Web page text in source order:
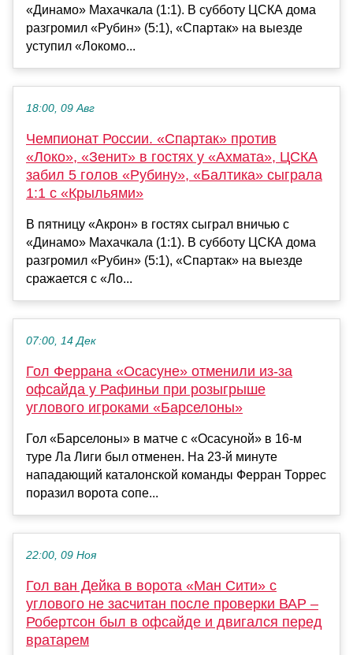
«Динамо» Махачкала (1:1). В субботу ЦСКА дома
разгромил «Рубин» (5:1), «Спартак» на выезде
уступил «Локомо...
18:00, 09 Авг
Чемпионат России. «Спартак» против
«Локо», «Зенит» в гостях у «Ахмата», ЦСКА
забил 5 голов «Рубину», «Балтика» сыграла
1:1 с «Крыльями»
В пятницу «Акрон» в гостях сыграл вничью с
«Динамо» Махачкала (1:1). В субботу ЦСКА дома
разгромил «Рубин» (5:1), «Спартак» на выезде
сражается с «Ло...
07:00, 14 Дек
Гол Феррана «Осасуне» отменили из-за
офсайда у Рафиньи при розыгрыше
углового игроками «Барселоны»
Гол «Барселоны» в матче с «Осасуной» в 16-м
туре Ла Лиги был отменен. На 23-й минуте
нападающий каталонской команды Ферран Торрес
поразил ворота сопе...
22:00, 09 Ноя
Гол ван Дейка в ворота «Ман Сити» с
углового не засчитан после проверки ВАР –
Робертсон был в офсайде и двигался перед
вратарем